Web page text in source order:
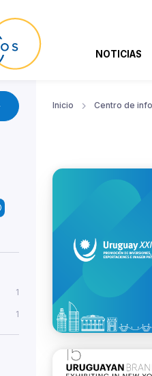
NOTICIAS
1
1
Inicio Centro de